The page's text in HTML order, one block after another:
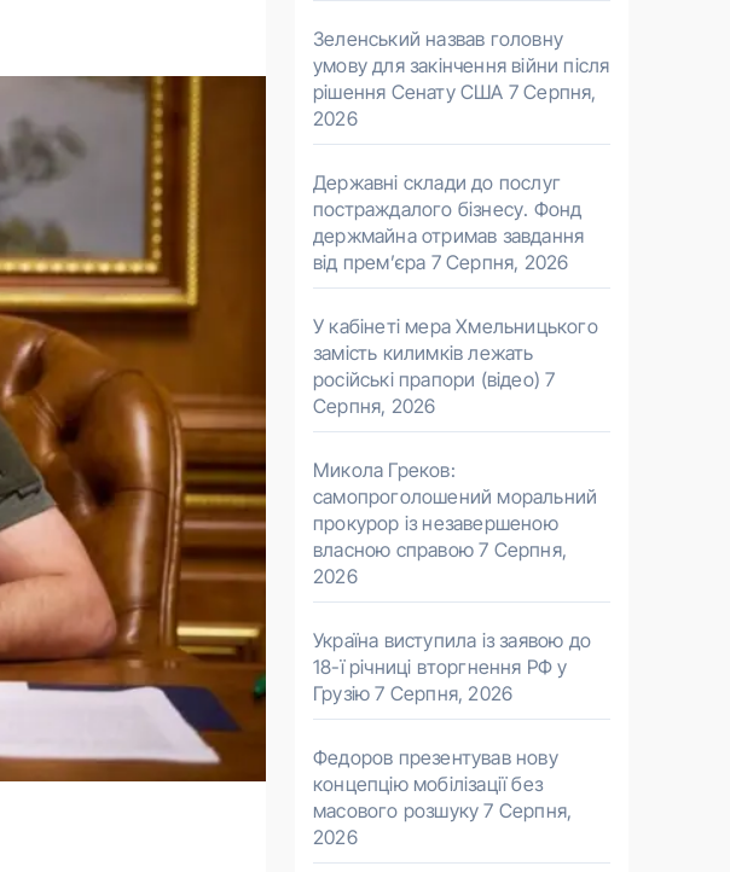
Зеленський назвав головну
умову для закінчення війни після
рішення Сенату США 7 Серпня,
2026
Державні склади до послуг
постраждалого бізнесу. Фонд
держмайна отримав завдання
від прем’єра 7 Серпня, 2026
У кабінеті мера Хмельницького
замість килимків лежать
російські прапори (відео) 7
Серпня, 2026
Микола Греков:
самопроголошений моральний
прокурор із незавершеною
власною справою 7 Серпня,
2026
Україна виступила із заявою до
18-ї річниці вторгнення РФ у
Грузію 7 Серпня, 2026
Федоров презентував нову
концепцію мобілізації без
масового розшуку 7 Серпня,
2026